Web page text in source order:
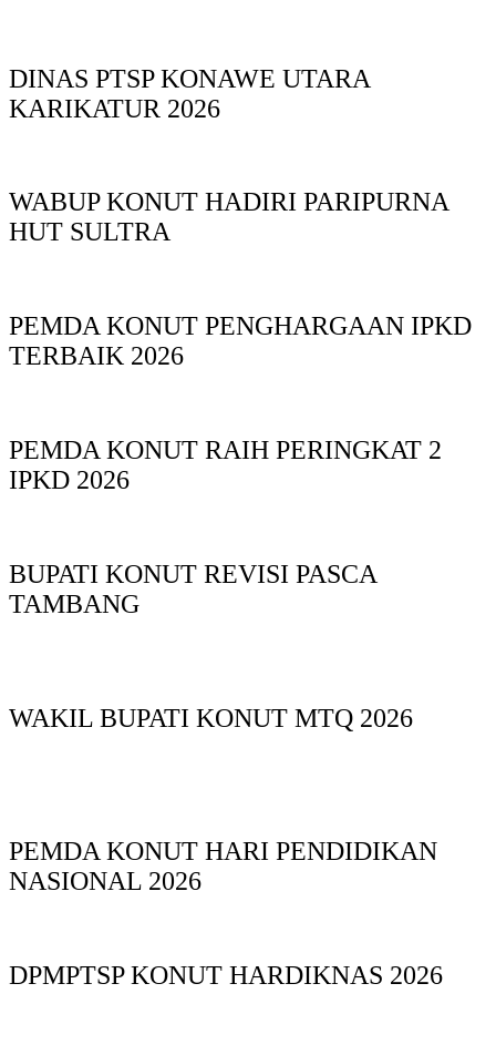
DINAS PTSP KONAWE UTARA
KARIKATUR 2026
WABUP KONUT HADIRI PARIPURNA
HUT SULTRA
PEMDA KONUT PENGHARGAAN IPKD
TERBAIK 2026
PEMDA KONUT RAIH PERINGKAT 2
IPKD 2026
BUPATI KONUT REVISI PASCA
TAMBANG
WAKIL BUPATI KONUT MTQ 2026
PEMDA KONUT HARI PENDIDIKAN
NASIONAL 2026
DPMPTSP KONUT HARDIKNAS 2026